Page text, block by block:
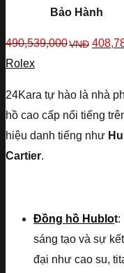
Bảo Hành
490,539,000VNĐ
Rolex
24Kara tự hào là nhà
hồ cao cấp nổi tiếng
hiệu danh tiếng như
Cartier.
Đồng hồ Hublot:
sáng tạo và sự
đại như cao su,